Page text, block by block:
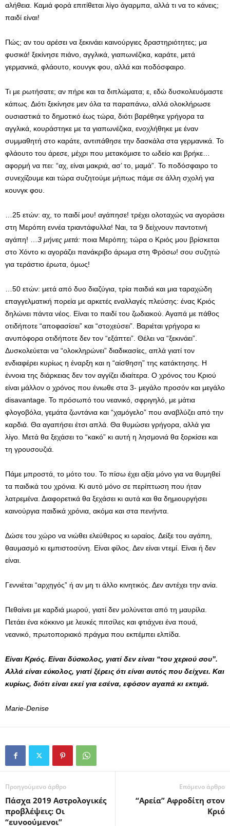
αλήθεια. Καμιά φορά επιτίθεται λίγο άγαρμπα, αλλά τι να το κάνεις;
παιδί είναι!
Πώς; αν του αρέσει να ξεκινάει καινούργιες δραστηριότητες; μα
φυσικά! ξεκίνησε πιάνο, αγγλικά, γιαπωνέζικα, καράτε, μετά
γερμανικά, φλάουτο, κουνγκ φου, αλλά και ποδόσφαιρο.
Τι με ρωτήσατε; αν πήρε και τα διπλώματα; ε, εδώ δυσκολευόμαστε
κάπως. Διότι ξεκίνησε μεν όλα τα παραπάνω, αλλά ολοκλήρωσε
ουσιαστικά το δημοτικό έως τώρα, διότι βαρέθηκε γρήγορα τα
αγγλικά, κουράστηκε με τα γιαπωνέζικα, ενοχλήθηκε με έναν
συμμαθητή στο καράτε, αντιπάθησε την δασκάλα στα γερμανικά. Το
φλάουτο του άρεσε, μέχρι που μετακόμισε το ωδείο και βρήκε…
αφορμή να πει: “αχ, είναι μακριά, ασ’ το, μαμά”. Το ποδόσφαιρο το
συνεχίζουμε και τώρα συζητούμε μήπως πάμε σε άλλη σχολή για
κουνγκ φου.
…25 ετών: αχ, το παιδί μου! αγάπησε! τρέχει ολοταχώς να αγοράσει
στη Μερόπη εννέα τριαντάφυλλα! Ναι, τα 9 δείχνουν παντοτινή
αγάπη! … 3 μήνες μετά: ποια Μερόπη; τώρα ο Κριός μου βρίσκεται
στο Χόντο κι αγοράζει πανάκριβο άρωμα στη Φρόσω! σου συζητώ
για τεράστιο έρωτα, όμως!
…50 ετών: μετά από δυο διαζύγια, τρία παιδιά και μια ταραχώδη
επαγγελματική πορεία με αρκετές εναλλαγές πλεύσης: ένας Κριός
δηλώνει πάντα νέος. Είναι το παιδί του ζωδιακού. Αγαπά με πάθος
οτιδήποτε “αποφασίσει” και “στοχεύσει”. Βαριέται γρήγορα κι
ανυπόφορα οτιδήποτε δεν τον “εξάπτει”. Θέλει να “ξεκινάει”.
Δυσκολεύεται να “ολοκληρώνει” διαδικασίες, απλά γιατί τον
ενδιαφέρει κυρίως η έναρξη και η “αίσθηση” της κατάκτησης. Η
έννοια της διάρκειας δεν τον αγγίζει ιδιαίτερα. Ο χρόνος του Κριού
είναι μάλλον ο χρόνος που ένιωθε στα 3- μεγάλο προσόν και μεγάλο
disavantage. Το πρόσωπό του νεανικό, σφριγηλό, με μάτια
φλογοβόλα, γεμάτα ζωντάνια και “χαμόγελο” που αναβλύζει από την
καρδιά. Θα αγαπήσει έτσι απλά. Θα θυμώσει γρήγορα, αλλά για
λίγο. Μετά θα ξεχάσει το “κακό” κι αυτή η λησμονιά θα ξορκίσει και
τη γρουσουζιά.
Πάμε μπροστά, το μότο του. Το πίσω έχει αξία μόνο για να θυμηθεί
τα παιδικά του χρόνια. Κι αυτό μόνο σε περίπτωση που ήταν
λατρεμένα. Διαφορετικά θα ξεχάσει κι αυτά και θα δημιουργήσει
καινούργια παιδικά χρόνια, ακόμα και στα πενήντα.
Δώσε του χώρο να νιώθει ελεύθερος κι ωραίος. Δείξε του αγάπη,
θαυμασμό κι εμπιστοσύνη. Είναι φίλος. Δεν είναι ντεμί. Είναι ή δεν
είναι.
Γεννιέται “αρχηγός” ή αν μη τι άλλο κινητικός. Δεν αντέχει την ανία.
Πεθαίνει με καρδιά μωρού, γιατί δεν μολύνεται από τη μαυρίλα.
Πετάει ένα κόκκινο με λευκές πιτσίλες και φτιάχνει ένα πουά,
νεανικό, πρωτοποριακό πράγμα που εκπέμπει ελπίδα.
Είναι Κριός. Είναι δύσκολος, γιατί δεν είναι “του χεριού σου”.
Αλλά είναι εύκολος, γιατί ξέρεις ότι είναι αυτός που δείχνει. Και
κυρίως, διότι είναι εκεί για εσένα, εφόσον αγαπά κι εκτιμά.
Marie-Denise
Προηγούμενο άρθρο
Πάσχα 2019 Αστρολογικές
προβλέψεις: Οι
“ευνοούμενοι”
Επόμενο άρθρο
“Αρεία” Αφροδίτη στον
Κριό